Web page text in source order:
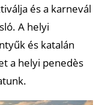
és a karnevál
A helyi
és katalán
a helyi penedès